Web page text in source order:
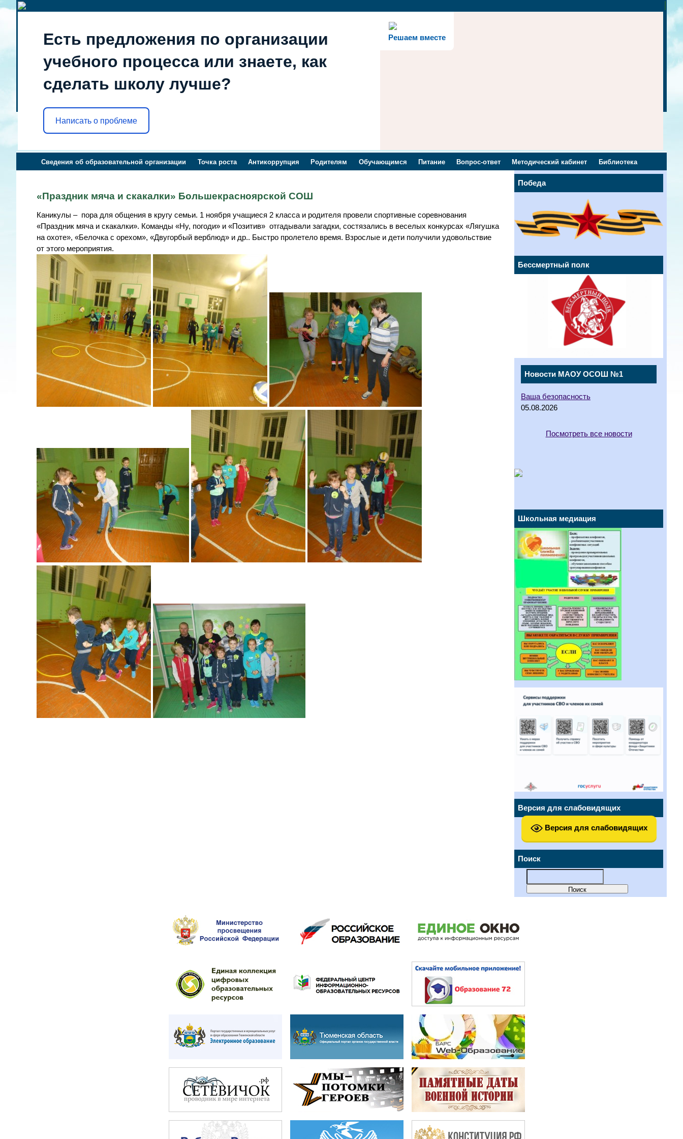
Решаем вместе
Есть предложения по организации
учебного процесса или знаете, как
сделать школу лучше?
Написать о проблеме
Сведения об образовательной организации Точка роста Антикоррупция Родителям Обучающимся Питание Вопрос-ответ Методический кабинет Библиотека
Победа
Бессмертный полк
Новости МАОУ ОСОШ №1
Ваша безопасность
05.08.2026
Посмотреть все новости
Школьная медиация
Версия для слабовидящих
Версия для слабовидящих
Поиск
«Праздник мяча и скакалки» Большекрасноярской СОШ
Каникулы – пора для общения в кругу семьи. 1 ноября учащиеся 2 класса и родителя провели спортивные соревнования
«Праздник мяча и скакалки». Команды «Ну, погоди» и «Позитив» отгадывали загадки, состязались в веселых конкурсах «Лягушка
на охоте», «Белочка с орехом», «Двугорбый верблюд» и др.. Быстро пролетело время. Взрослые и дети получили удовольствие
от этого мероприятия.